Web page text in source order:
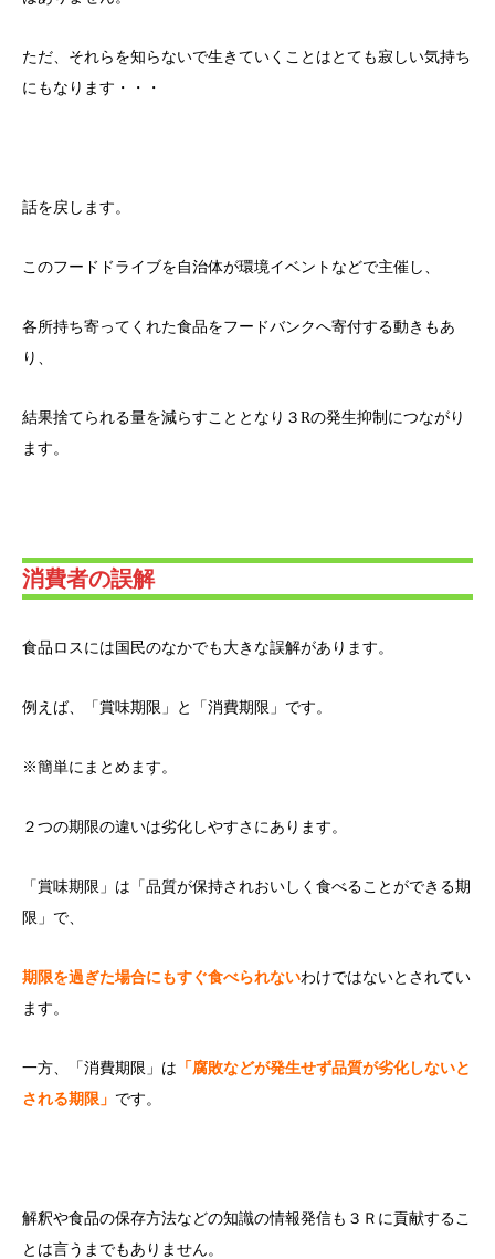
ただ、それらを知らないで生きていくことはとても寂しい気持ち
にもなります・・・
話を戻します。
このフードドライブを自治体が環境イベントなどで主催し、
各所持ち寄ってくれた食品をフードバンクへ寄付する動きもあ
り、
結果捨てられる量を減らすこととなり３Rの発生抑制につながり
ます。
消費者の誤解
食品ロスには国民のなかでも大きな誤解があります。
例えば、「賞味期限」と「消費期限」です。
※簡単にまとめます。
２つの期限の違いは劣化しやすさにあります。
「賞味期限」は「品質が保持されおいしく食べることができる期
限」で、
期限を過ぎた場合にもすぐ食べられないわけではないとされてい
ます。
一方、「消費期限」は 「腐敗などが発生せず品質が劣化しないと
される期限」 です。
解釈や食品の保存方法などの知識の情報発信も３Ｒに貢献するこ
とは言うまでもありません。